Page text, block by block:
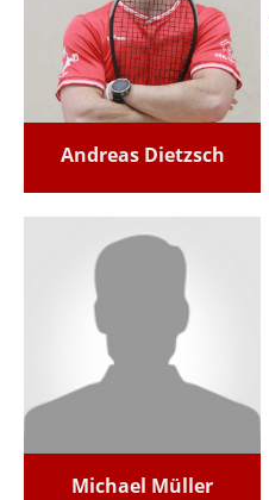
Andreas Dietzsch
Michael Müller